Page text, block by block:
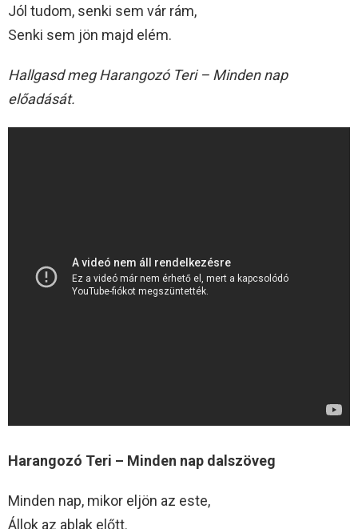
Jól tudom, senki sem vár rám,
Senki sem jön majd elém.
Hallgasd meg Harangozó Teri – Minden nap
előadását.
Harangozó Teri – Minden nap dalszöveg
Minden nap, mikor eljön az este,
Állok az ablak előtt.